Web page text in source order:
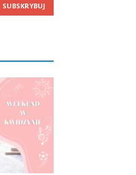
SUBSKRYBUJ